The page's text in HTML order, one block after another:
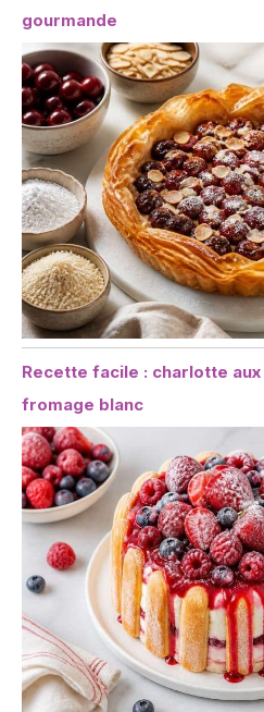
gourmande
Recette facile : charlotte
fromage blanc